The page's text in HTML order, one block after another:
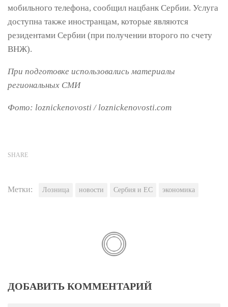
мобильного телефона, сообщил нацбанк Сербии. Услуга
доступна также иностранцам, которые являются
резидентами Сербии (при получении второго по счету
ВНЖ).
При подготовке использовались материалы
региональных СМИ
Фото: loznickenovosti / loznickenovosti.com
SHARE
Метки: Лозница новости Сербия и ЕС экономика
ДОБАВИТЬ КОММЕНТАРИЙ